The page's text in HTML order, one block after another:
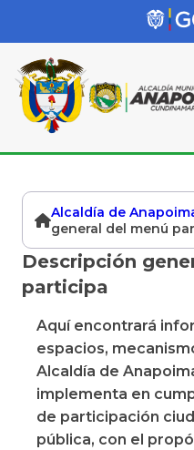
Alcaldía de
general del menú
Descripción
participa
Aquí encontrará
espacios,
Alcaldía de
implementa en
de participación
pública, con el